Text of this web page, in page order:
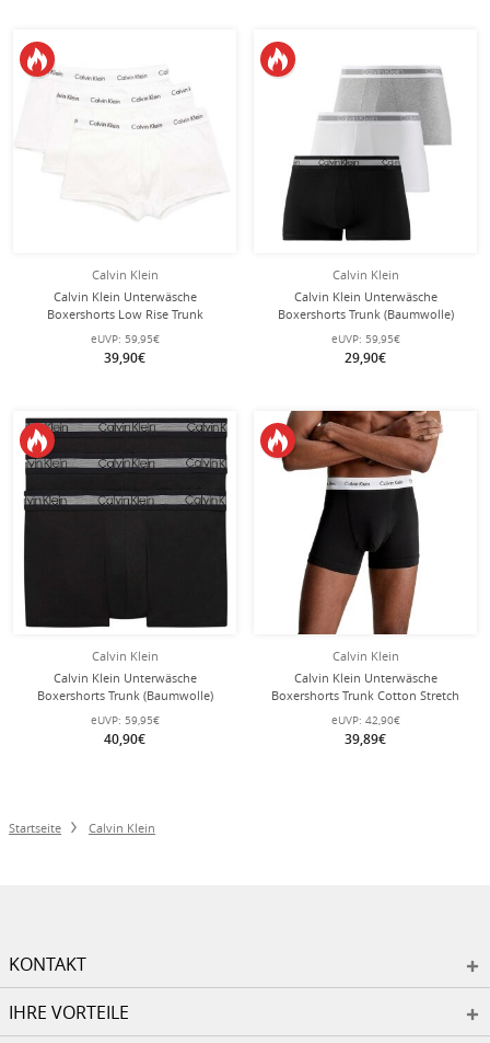
Calvin Klein
Calvin Klein Unterwäsche
Boxershorts Low Rise Trunk
(Baumwolle) weiss Herren - 3 Stück
eUVP: 59,95€
39,90€
Calvin Klein
Calvin Klein Unterwäsche
Boxershorts Trunk (Baumwolle)
mehrfarbig schwarz/weiss/grau
Herren - 3 Stück
eUVP: 59,95€
29,90€
Calvin Klein
Calvin Klein Unterwäsche
Boxershorts Trunk (Baumwolle)
schwarz Herren - 3 Stück
eUVP: 59,95€
40,90€
Calvin Klein
Calvin Klein Unterwäsche
Boxershorts Trunk Cotton Stretch
(Baumwolle) schwarz Herren - 3
Stück
eUVP: 42,90€
39,89€
Startseite Calvin Klein
KONTAKT
IHRE VORTEILE